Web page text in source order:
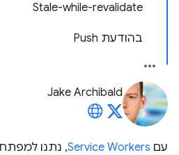
Stale-while-revalidate
בהודעת Push
Jake Archibald
עם Service Workers, נתנו